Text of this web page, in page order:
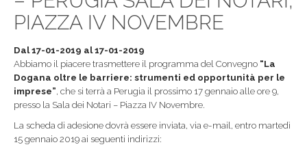
PIAZZA IV NOVEMBRE
Dal 17-01-2019 al 17-01-2019
Abbiamo il piacere trasmettere il programma del Convegno “La
Dogana oltre le barriere: strumenti ed opportunità per le
imprese”, che si terrà a Perugia il prossimo 17 gennaio alle ore 9,
presso la Sala dei Notari – Piazza IV Novembre.
La scheda di adesione dovrà essere inviata, via e-mail, entro martedì
15 gennaio 2019 ai seguenti indirizzi: